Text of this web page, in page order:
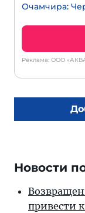
Очамчира:
Реклама: ООО
Новости
привести